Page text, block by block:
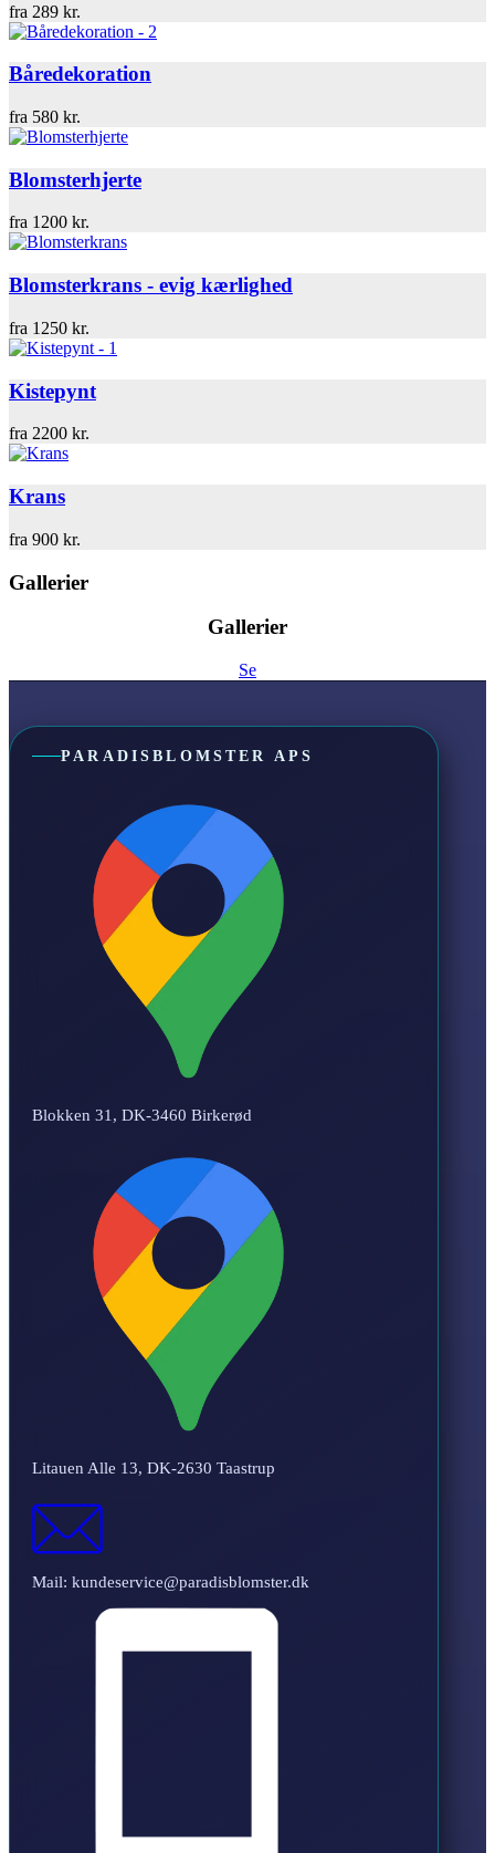
fra 289 kr.
Båredekoration
fra 580 kr.
Blomsterhjerte
fra 1200 kr.
Blomsterkrans - evig kærlighed
fra 1250 kr.
Kistepynt
fra 2200 kr.
Krans
fra 900 kr.
Gallerier
Gallerier
Se
PARADISBLOMSTER APS
Blokken 31, DK-3460 Birkerød
Litauen Alle 13, DK-2630 Taastrup
Mail: kundeservice@paradisblomster.dk